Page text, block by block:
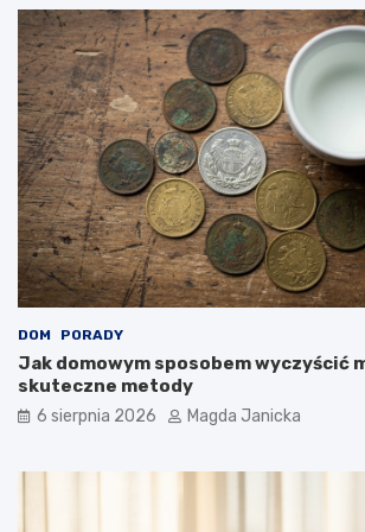
m
r
a
d
z
i
ć
?
e
p
r
a
k
t
y
k
i
DOM PORADY
Jak domowym sposobem wyczyścić
skuteczne metody
6 sierpnia 2026 Magda Janicka